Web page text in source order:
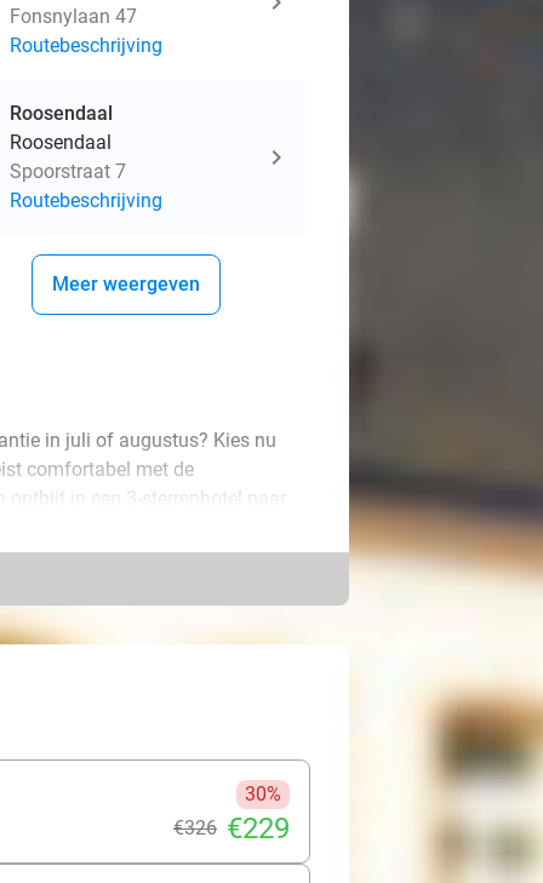
Fonsnylaan 47
Routebeschrijving
Roosendaal
Roosendaal
Spoorstraat 7
Routebeschrijving
Meer weergeven
in juli of augustus? Kies nu
comfortabel met de
in een 3-sterrenhotel naar
of juist hippe wijken en
iedere stad heeft z’n eigen
30%
€326 €229